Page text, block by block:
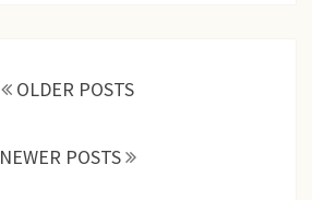
OLDER POSTS
NEWER POSTS